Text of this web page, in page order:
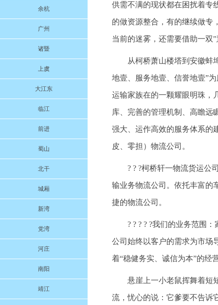
余杭
广州
诸暨
上虞
大江东
临江
前进
蜀山
北干
城厢
新湾
党湾
河庄
南阳
靖江
供需不满的现状都在困扰着专
的做资源整合，有的继续做
当前的迷雾，还需要借助一双
从柯桥萧山楼塔到安徽蚌
地壹、服务地壹、信誉地壹”
运输家族在的一颗耀眼明珠，
库、完善的管理机制、高瞻远
强大、运作高效的服务体系的
皮、零担）物流公司。
? ? ?柯桥轩一物流货运公
输业务物流公司。依托丰富的
捷的物流公司。
? ? ? ? ?我们的业务范围
公司始终以客户的需求为市场
着“稳健务实、诚信为本”的经
悬崖上一小老鼠挥舞着短
流，忧心的说：它爹要不告诉